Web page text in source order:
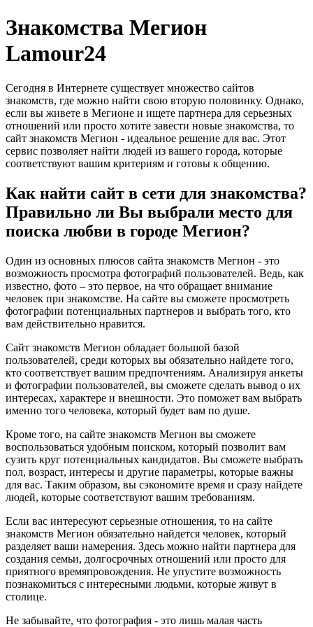
Знакомства Мегион
Lamour24
Сегодня в Интернете существует множество сайтов
знакомств, где можно найти свою вторую половинку. Однако,
если вы живете в Мегионе и ищете партнера для серьезных
отношений или просто хотите завести новые знакомства, то
сайт знакомств Мегион - идеальное решение для вас. Этот
сервис позволяет найти людей из вашего города, которые
соответствуют вашим критериям и готовы к общению.
Как найти сайт в сети для знакомства?
Правильно ли Вы выбрали место для
поиска любви в городе Мегион?
Один из основных плюсов сайта знакомств Мегион - это
возможность просмотра фотографий пользователей. Ведь, как
известно, фото – это первое, на что обращает внимание
человек при знакомстве. На сайте вы сможете просмотреть
фотографии потенциальных партнеров и выбрать того, кто
вам действительно нравится.
Сайт знакомств Мегион обладает большой базой
пользователей, среди которых вы обязательно найдете того,
кто соответствует вашим предпочтениям. Анализируя анкеты
и фотографии пользователей, вы сможете сделать вывод о их
интересах, характере и внешности. Это поможет вам выбрать
именно того человека, который будет вам по душе.
Кроме того, на сайте знакомств Мегион вы сможете
воспользоваться удобным поиском, который позволит вам
сузить круг потенциальных кандидатов. Вы сможете выбрать
пол, возраст, интересы и другие параметры, которые важны
для вас. Таким образом, вы сэкономите время и сразу найдете
людей, которые соответствуют вашим требованиям.
Если вас интересуют серьезные отношения, то на сайте
знакомств Мегион обязательно найдется человек, который
разделяет ваши намерения. Здесь можно найти партнера для
создания семьи, долгосрочных отношений или просто для
приятного времяпровождения. Не упустите возможность
познакомиться с интересными людьми, которые живут в
столице.
Не забывайте, что фотография - это лишь малая часть